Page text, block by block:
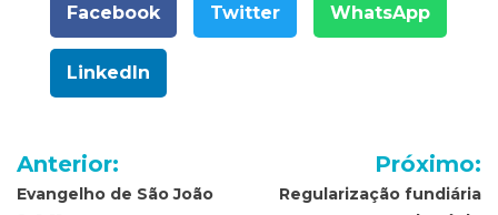
Facebook Twitter WhatsApp
LinkedIn
Navegação
de
Anterior:
Evangelho de São João
Próximo:
Regularização fundiária